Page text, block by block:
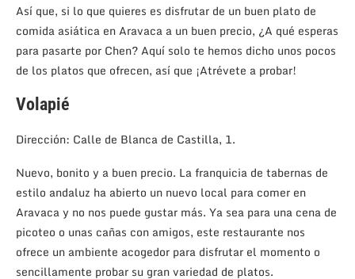
Así que, si lo que quieres es disfrutar de un buen plato de
comida asiática en Aravaca a un buen precio, ¿A qué esperas
para pasarte por Chen? Aquí solo te hemos dicho unos pocos
de los platos que ofrecen, así que ¡Atrévete a probar!
Volapié
Dirección: Calle de Blanca de Castilla, 1.
Nuevo, bonito y a buen precio. La franquicia de tabernas de
estilo andaluz ha abierto un nuevo local para comer en
Aravaca y no nos puede gustar más. Ya sea para una cena de
picoteo o unas cañas con amigos, este restaurante nos
ofrece un ambiente acogedor para disfrutar el momento o
sencillamente probar su gran variedad de platos.